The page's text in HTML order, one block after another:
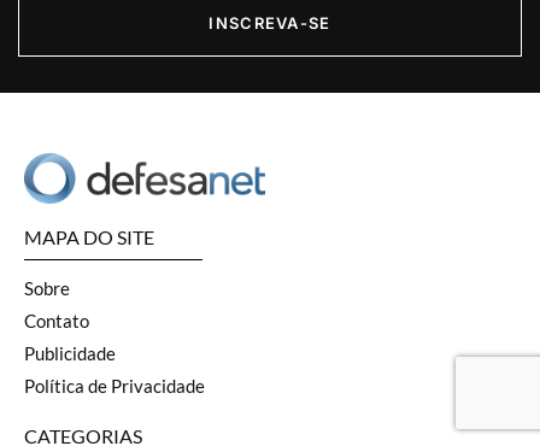
INSCREVA-SE
MAPA DO SITE
Sobre
Contato
Publicidade
Política de Privacidade
CATEGORIAS